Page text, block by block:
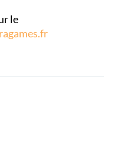
le